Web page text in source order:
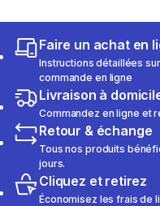
Faire un achat en
Instructions détaillées
commande en ligne
Livraison à
Commandez en ligne et
Retour & échange
Tous nos produits
jours.
Cliquez et retirez
Économisez les frais de